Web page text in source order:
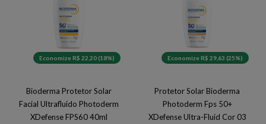
Economize R$ 22,20 (18%)
Bioderma Protetor Solar
Facial Ultrafluido Photoderm
XDefense FPS60 40ml
Economize R$ 29,63 (25%)
Protetor Solar Bioderma
Photoderm Fps 50+
XDefense Ultra-Fluid Cor 03